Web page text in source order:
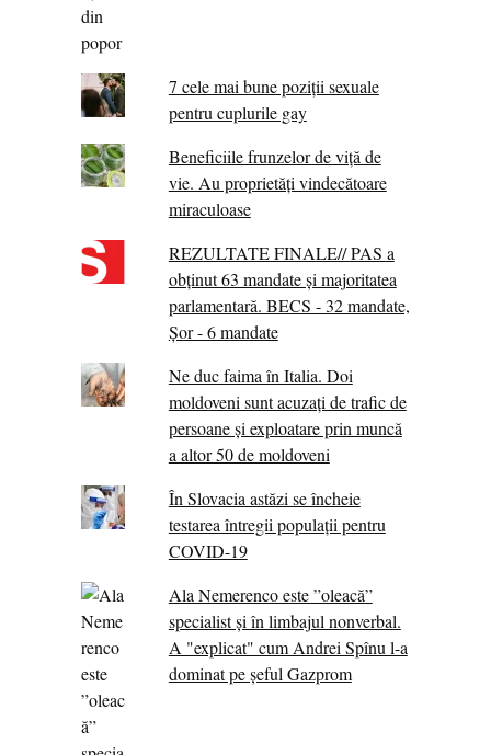
7 cele mai bune poziții sexuale
pentru cuplurile gay
Beneficiile frunzelor de viță de
vie. Au proprietăţi vindecătoare
miraculoase
REZULTATE FINALE// PAS a
obținut 63 mandate și majoritatea
parlamentară. BECS - 32 mandate,
Șor - 6 mandate
Ne duc faima în Italia. Doi
moldoveni sunt acuzați de trafic de
persoane și exploatare prin muncă
a altor 50 de moldoveni
În Slovacia astăzi se încheie
testarea întregii populații pentru
COVID-19
Ala Nemerenco este ”oleacă”
specialist și în limbajul nonverbal.
A "explicat" cum Andrei Spînu l-a
dominat pe șeful Gazprom